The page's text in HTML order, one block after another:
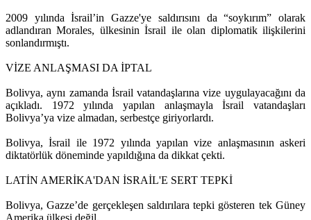
2009 yılında İsrail’in Gazze'ye saldırısını da “soykırım” olarak
adlandıran Morales, ülkesinin İsrail ile olan diplomatik ilişkilerini
sonlandırmıştı.
VİZE ANLAŞMASI DA İPTAL
Bolivya, aynı zamanda İsrail vatandaşlarına vize uygulayacağını da
açıkladı. 1972 yılında yapılan anlaşmayla İsrail vatandaşları
Bolivya’ya vize almadan, serbestçe giriyorlardı.
Bolivya, İsrail ile 1972 yılında yapılan vize anlaşmasının askeri
diktatörlük döneminde yapıldığına da dikkat çekti.
LATİN AMERİKA'DAN İSRAİL'E SERT TEPKİ
Bolivya, Gazze’de gerçekleşen saldırılara tepki gösteren tek Güney